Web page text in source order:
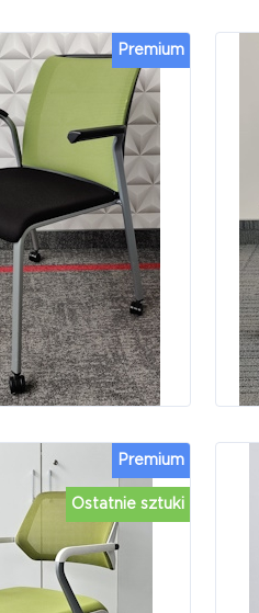
Premium
Ostatnie sztuki
Premium